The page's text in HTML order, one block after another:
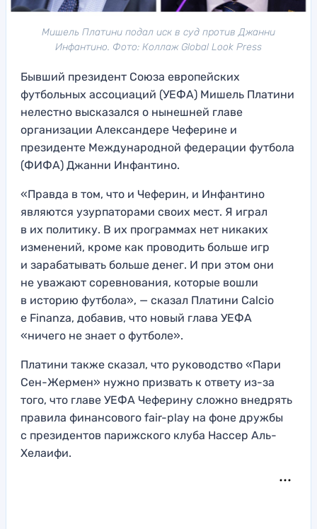
Мишель Платини подал иск в суд против Джанни
Инфантино. Фото: Коллаж Global Look Press
Бывший президент Союза европейских
футбольных ассоциаций (УЕФА) Мишель Платини
нелестно высказался о нынешней главе
организации Александере Чеферине и
президенте Международной федерации футбола
(ФИФА) Джанни Инфантино.
«Правда в том, что и Чеферин, и Инфантино
являются узурпаторами своих мест. Я играл
в их политику. В их программах нет никаких
изменений, кроме как проводить больше игр
и зарабатывать больше денег. И при этом они
не уважают соревнования, которые вошли
в историю футбола», — сказал Платини Calcio
e Finanza, добавив, что новый глава УЕФА
«ничего не знает о футболе».
Платини также сказал, что руководство «Пари
Сен-Жермен» нужно призвать к ответу из-за
того, что главе УЕФА Чеферину сложно внедрять
правила финансового fair-play на фоне дружбы
с президентов парижского клуба Нассер Аль-
Хелаифи.